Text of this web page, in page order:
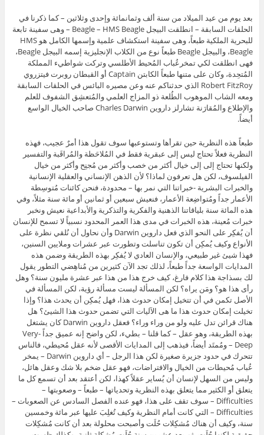
بعد يوم من عيد الميلاد من سنة ألف وثمانمائة وإحدى وثلاثين – كما ذكرنا في
الحلقات السابقة – انطلقت البيجل Beagle – HMS Beagle – وهى سفينة تابعة
للبحرية الملكية طبعاً، وهى سفينة استكشاف علمية وإسمها الكامل هو HMS
Beagle، والبيجل Beagle طبعاً نوع من الكلاب الإنجليزية إسمه البيجل Beagle،
فهى انطلقت لكي تمخرعُباب المُحيط الأطلسي وتركت شواطيء المملكة
المُتحِدة، وكان على متنها طبعاً الكابتن Captain أو القبطان روبرت فيتزروي
Robert FitzRoy الذي حدثناكم عنه وعن مصيره البائس في الحلقات السابقة
ومعه الشاب الموهوب الطُلعة ذو المزاج العلمي والمُتعشِق الشفوف للعلم
والإطلاع والمُقارَنة تشارلز داروين Charles Darwin صاحب الخيال الواسع
أيضاً.
طبعاً هذه النظرية حين تقرأها وتستوعبها سوف تقول هذا أمرٌ عجيب، فهذه
النظرية فعلاً تحتاج ليس إلى عبقرية فقط في المُلاحَظة والمُراقَبة والتفسير
ولكنها تحتاج إلى إلى خيال أكثر من خصب وأكثر من مُجنِح وأكثر من خيال
الفيلسوف، لكن هل تعرفون لماذا؟ لأن الذهن الإنساني والعقلية الإنسانية
والخبرات البشرية -خبراتنا التي نمر بها – محدودة، فنحن كائنات مُتوسِطة
الأعمار جداً ومُتواضِعة الأعمار، فنعيش سبعين أو ثمانين أو مائة سنة مثلاً، وفي
هذه المائة سنة بلياقاتنا الذهنية والفكرية والتذكرية والأبداعية نعيش ونخبر
خبرات مُعينة، هذه الخبرات في مدى هذا العمر المحدود نسبياً لا تسمح للإنسان
أن يُفكِر على النحو الذي فعل داروين Darwin وأن نحاول أن نُلقي نظرة على
الأنواع وكيف يُمكِن أن تكون تناسلت وتطورت عبر عشرات وملايين السنين،
فهذا شيئ غير طبيعي، والإنسان العادي لا يُفكِر بهذه الطريقة وضمن هذه
المدايات الواسعة جداً طبعاً، لذلك تجد الآن كثيرين من مُناهِضي التطور يقول
لك بسذاجة هذا كلام فارغ، كيف خرج هذا من هذا عبر عشرة مليون سنة؟ وهل
رأى هذا هو؟ ومَن يراه؟ لكن المسألة ليست مسألة رؤية، لكن المسألة في
الأصل تكمن في أن تتخيل إمكان حدوث هذا، فهل يُمكِن أن يحدث هذا؟ وإذا
تخيلت إمكان حدوث هذا ما هى الآليات التي تضمن حدوث هذا الشيئ؟ هل
هناك قرائن تدل عليه ولو من وراء وراء؟ فعقل داروين Darwin كان يشتغل
بهذه الطريقة، وهو عقل – كما قلنا – بطيء، لكن واضح إنه عميق جداً -Very
Deep – ومُمتَد أيضاً، فيذهب إلى المدايات الأقصى لأنه عقل مُحيطي، فالناس
تتحرك في حدود جزيرة صغيرة لكن هذا الرجل – أي داروين Darwin – يمخر
عُباب مُحيطات من الخيال والافتراضات، فهو عقل ضخم بلا شك وعقل هائل،
وليس من السهل لإنسان أن يُساير عقلاً كهذا، لكن أعتقد بعد أن تسمع كل ما
يتعلق أو الكثير مما يتعلق بهذه النظرية وتحدياتها – طبعاً – وصعوبتها –
Difficulties – سوف تقف على هذا، فهو عنده الفصل السادس عن الصعوبات –
Difficulties – التي كانت أمام النظرية وكيف تُغلِبَ عليها عبر مائة وخمسين
سنة، وكيف أن هناك مُشكِلات حُلَت وأصبحت محلولة بعد أن كانت مُشكِلات